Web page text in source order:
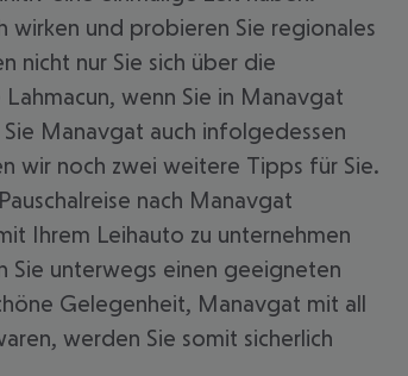
wirken und probieren Sie regionales
nicht nur Sie sich über die
wenn Sie in Manavgat
Sie Manavgat auch infolgedessen
wir noch zwei weitere Tipps für Sie.
nach Manavgat
Ihrem Leihauto zu unternehmen
Sie unterwegs einen geeigneten
Gelegenheit, Manavgat mit all
werden Sie somit sicherlich